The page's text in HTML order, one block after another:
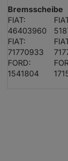
Bremsscheibe
FIAT:
46403960
FIAT:
71770933
FORD:
1541804